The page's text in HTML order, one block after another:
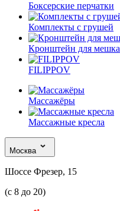
Боксерские перчатки
Комплекты с грушей
Кронштейн для мешка
FILIPPOV
Массажёры
Массажные кресла
Москва
Шоссе Фрезер, 15
(с 8 до 20)